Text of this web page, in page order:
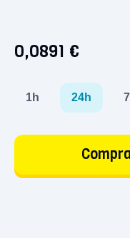
0,0891 €
1h 24h